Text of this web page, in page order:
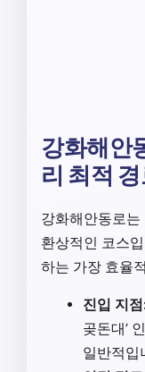
강화해안
리 최적
강화해안동로
환상적인 코스
하는 가장 효율
진입 지
곶돈대’
일반적입